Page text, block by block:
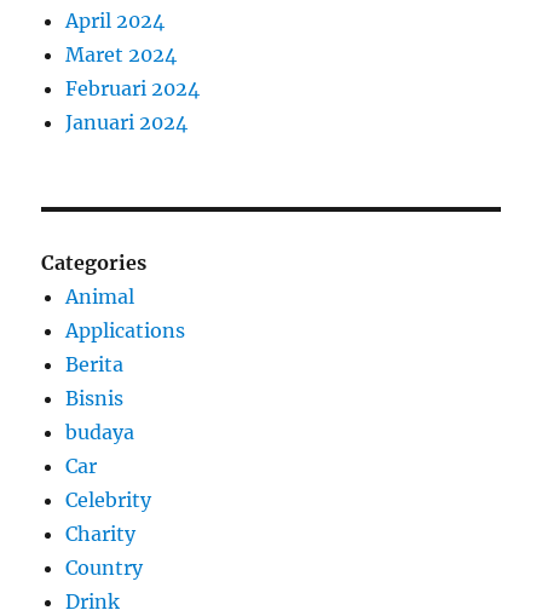
April 2024
Maret 2024
Februari 2024
Januari 2024
Categories
Animal
Applications
Berita
Bisnis
budaya
Car
Celebrity
Charity
Country
Drink